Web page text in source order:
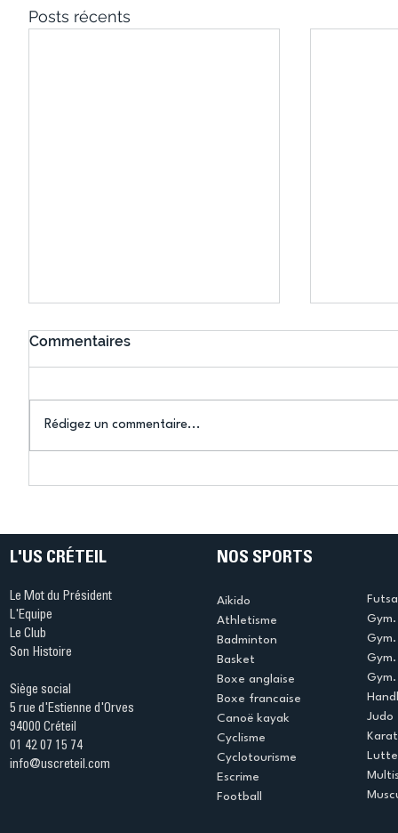
Posts récents
Ping ? Quand le tennis de
termine
Commentaires
Rédigez un commentaire...
L'US CRÉTEIL
Le Mot du Président
L'Equipe
Le Club
Son Histoire
Siège social
5 rue d'Estienne d'Orves
94000 Créteil
01 42 07 15 74
info@uscreteil.com
NOS SPORTS
Aikido
Athletisme
Badminton
Basket
Boxe anglaise
Boxe francaise
Canoë kayak
Cyclisme
Cyclotourisme
Escrime
Football
Judo
Lutte